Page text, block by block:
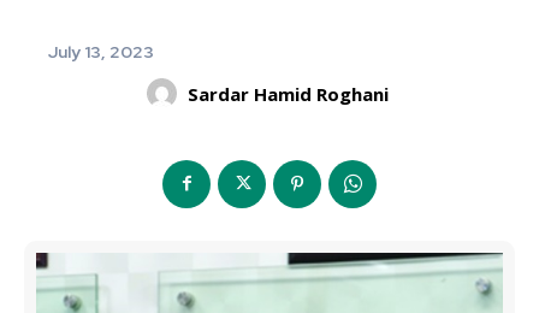
July 13, 2023
Sardar Hamid Roghani